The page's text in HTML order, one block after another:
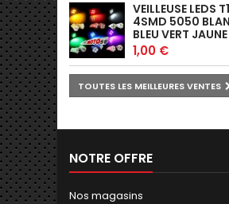
VEILLEUSE LEDS
4SMD 5050
BLEU VERT
1,00 €
TOUTES LES MEILLEURES VENTES
NOTRE OFFRE
Nos magasins